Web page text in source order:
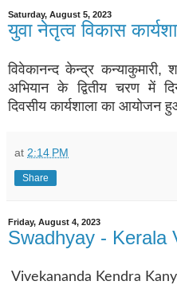
Saturday, August 5, 2023
युवा नेतृत्व विकास
विवेकानन्द केन्द्र कन्याकुमारी,
अभियान के द्वितीय चरण में
दिवसीय कार्यशाला का आयोजन
at 2:14 PM
Share
Friday, August 4, 2023
Swadhyay - Kerala
Vivekananda Kendra